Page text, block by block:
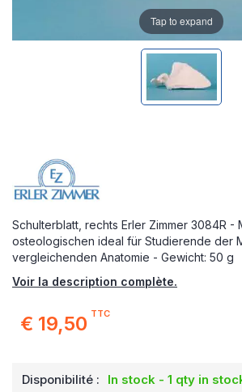
Schulterblatt, rechts Erler Zimmer 3084R -
osteologischen ideal für Studierende der
vergleichenden Anatomie - Gewicht: 50 g
Voir la description complète.
€ 19,50 TTC
Disponibilité : In stock - 1 qty in
Tap to expand